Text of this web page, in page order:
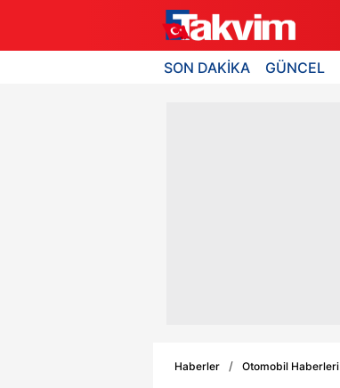
SON DAKİKA GÜNCEL
Haberler Otomobil Haberleri